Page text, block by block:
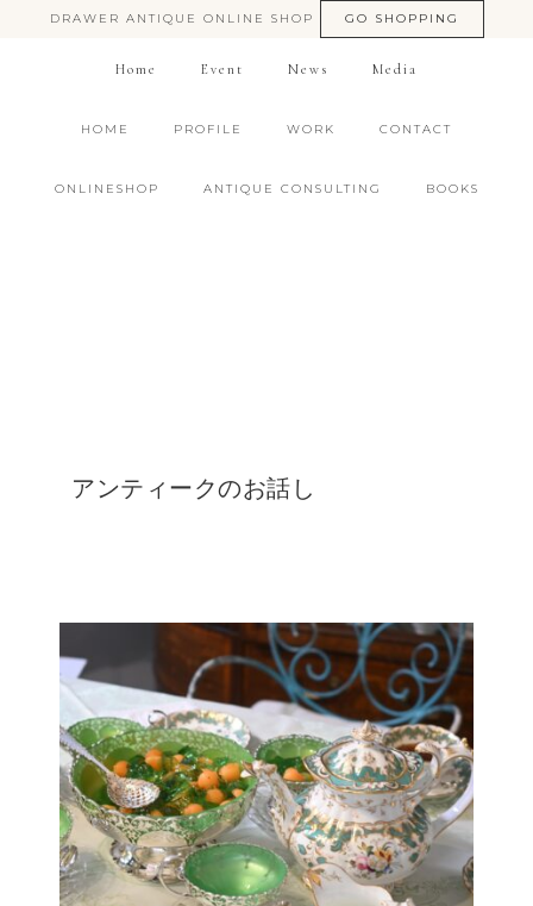
DRAWER ANTIQUE ONLINE SHOP GO SHOPPING
Home Event News Media
HOME PROFILE WORK CONTACT
ONLINESHOP ANTIQUE CONSULTING BOOKS
アンティークのお話し